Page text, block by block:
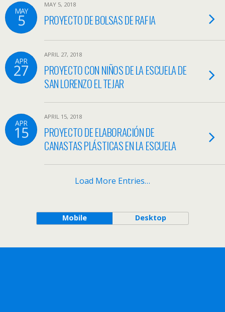
MAY
5
MAY 5, 2018
PROYECTO DE BOLSAS DE RAFIA
APR
27
APRIL 27, 2018
PROYECTO CON NIÑOS DE LA ESCUELA DE
SAN LORENZO EL TEJAR
APR
15
APRIL 15, 2018
PROYECTO DE ELABORACIÓN DE
CANASTAS PLÁSTICAS EN LA ESCUELA
Load More Entries…
Mobile Desktop